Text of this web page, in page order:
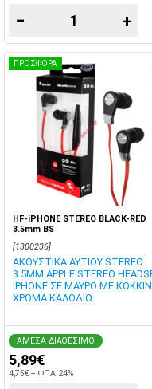
− +
ΠΡΟΣΦΟΡΑ
HF-iPHONE STEREO BLACK-RED
3.5mm BS
[1300236]
ΑΚΟΥΣΤΙΚΑ ΑΥΤΙΟΥ STEREO
3.5MM APPLE STEREO
IPHONE ΣΕ ΜΑΥΡΟ ΜΕ
ΧΡΩΜΑ ΚΑΛΩΔΙΟ
ΑΜΕΣΑ ΔΙΑΘΕΣΙΜΟ
5,89€
4,75€ + ΦΠΑ 24%